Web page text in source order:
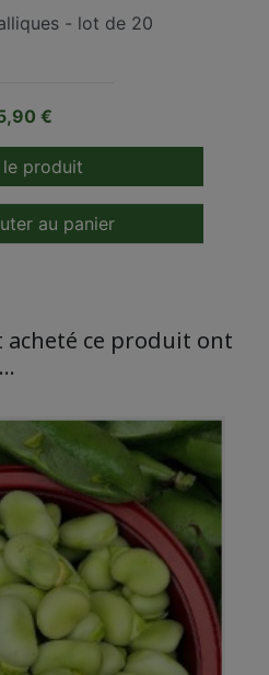
- lot de 20
€
produit
au panier
acheté ce produit ont